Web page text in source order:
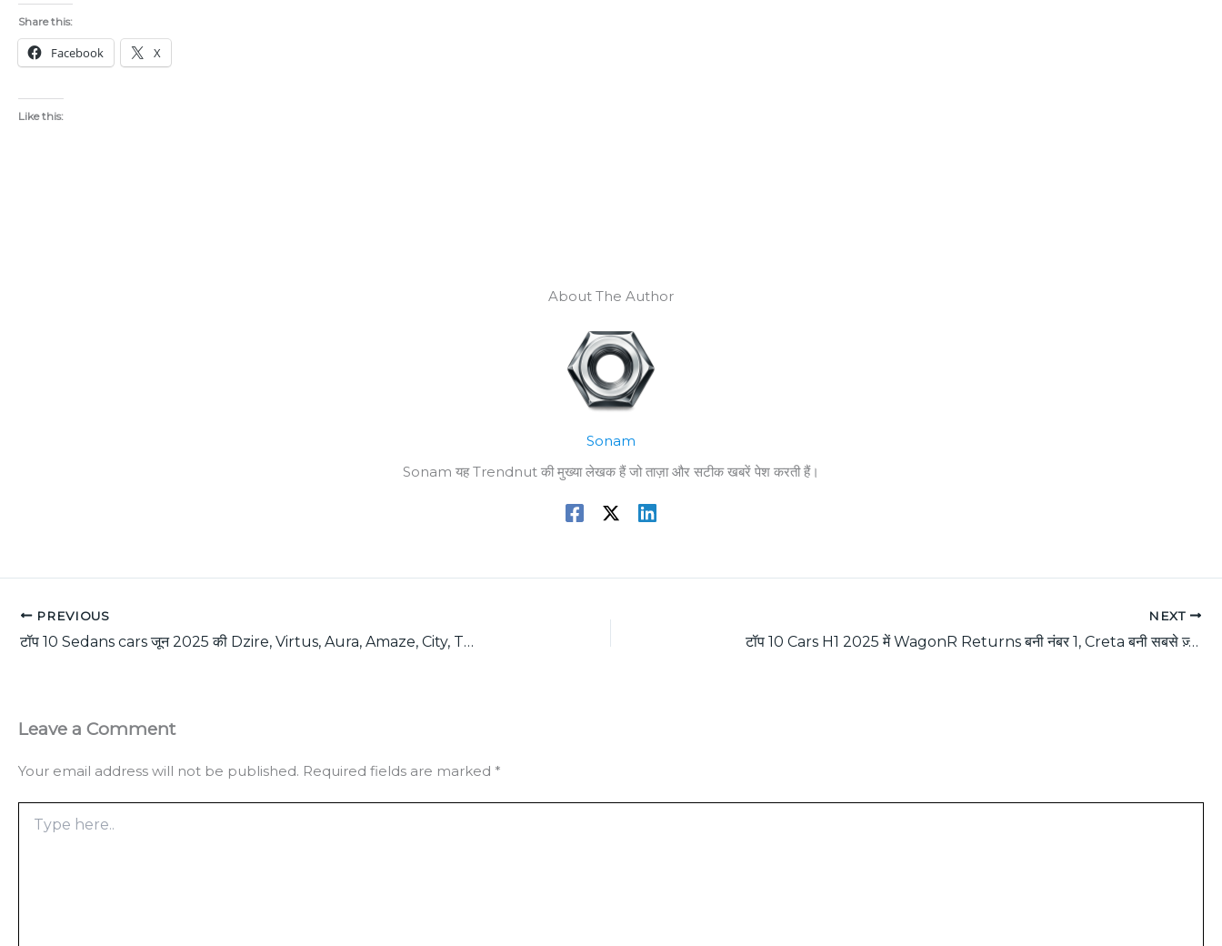
Share this:
Facebook X
Like this:
About The Author
Sonam
Sonam यह Trendnut की मुख्या लेखक हैं जो ताज़ा और सटीक खबरें पेश करती हैं।
PREVIOUS
टॉप 10 Sedans cars जून 2025 की Dzire, Virtus, Aura, Amaze, City, Tigor
NEXT
टॉप 10 Cars H1 2025 में WagonR Returns बनी नंबर 1, Creta बनी सबसे ज़्यादा बिकने वाली SUV
Leave a Comment
Your email address will not be published. Required fields are marked *
here..